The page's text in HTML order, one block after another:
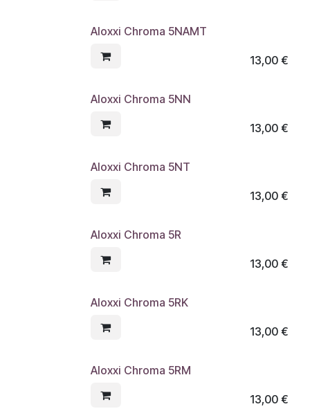
Aloxxi Chroma 5NAMT
13,00€
Aloxxi Chroma 5NN
13,00€
Aloxxi Chroma 5NT
13,00€
Aloxxi Chroma 5R
13,00€
Aloxxi Chroma 5RK
13,00€
Aloxxi Chroma 5RM
13,00€